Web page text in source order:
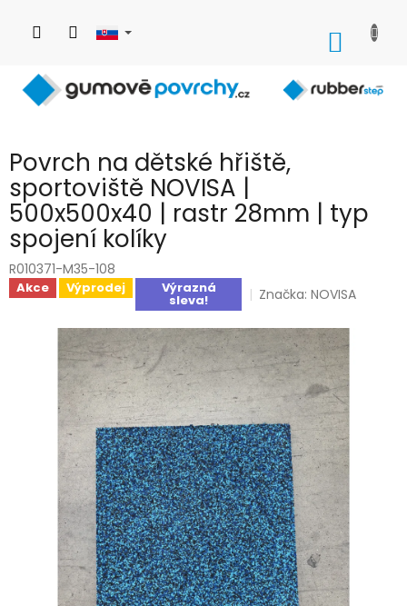
obsah
Povrch na dětské hřiště,
sportoviště NOVISA |
500x500x40 | rastr 28mm | typ
spojení kolíky
R010371-M35-108
Akce Výprodej Výrazná
sleva! Značka:NOVISA